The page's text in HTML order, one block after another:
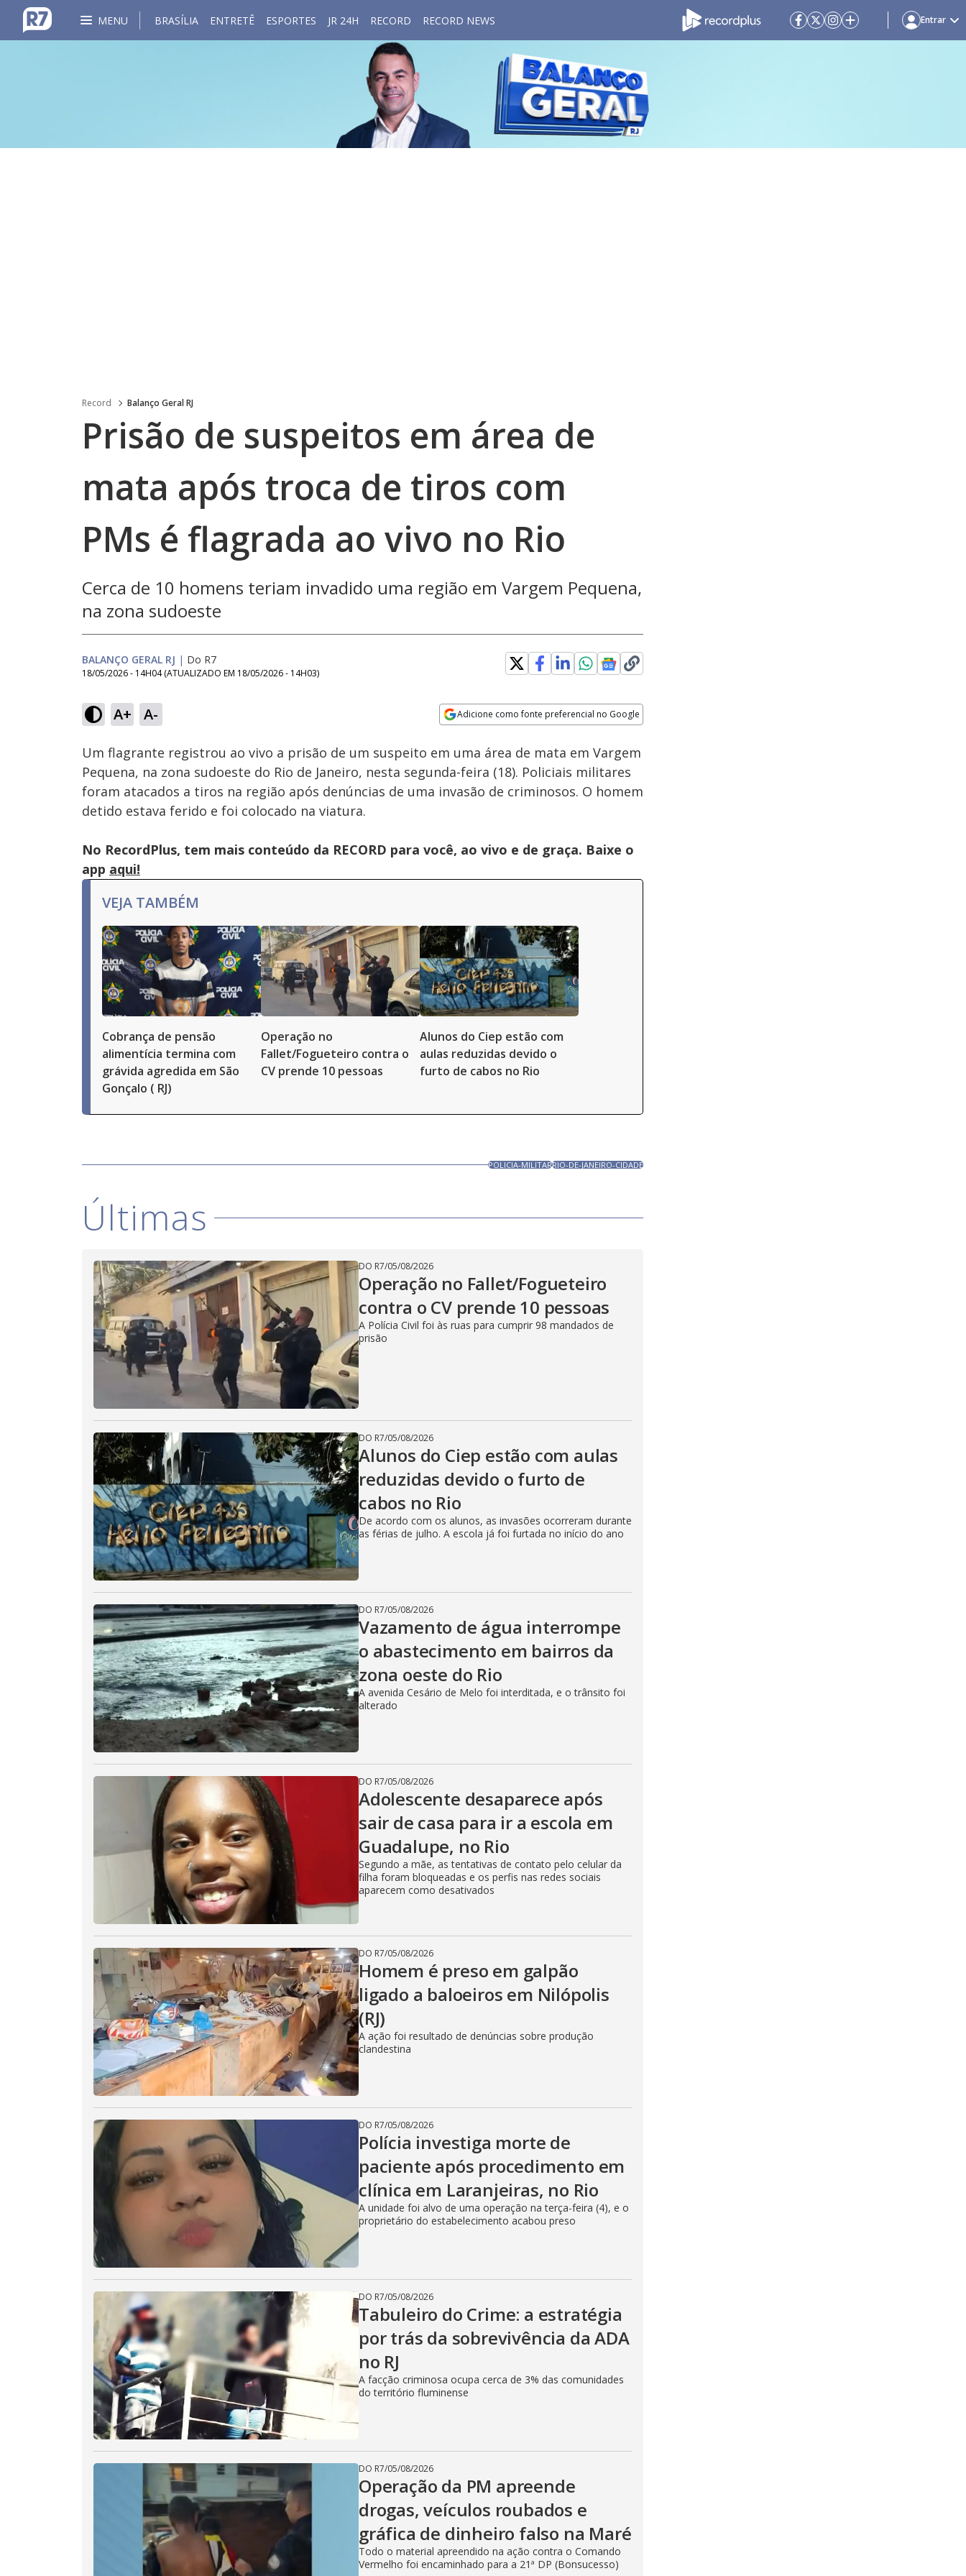
MENU BRASÍLIA ENTRETÊ ESPORTES JR 24H RECORD RECORD NEWS Entrar
Record Balanço Geral RJ
Prisão de suspeitos em área de
mata após troca de tiros com
PMs é flagrada ao vivo no Rio
Cerca de 10 homens teriam invadido uma região em Vargem Pequena,
na zona sudoeste
BALANÇO GERAL RJ | Do R7
18/05/2026 - 14H04 (ATUALIZADO EM 18/05/2026 - 14H03)
A+ A- Adicione como fonte preferencial no Google
Play
Video
Prisão de suspeitos em área de mata após troca de tiros com PMs é flagrada ao vivo no Rio
por Balanço Geral RJ
a
window.
modal
be
the
key
or
Tocar
Vídeo
Cobrança de pensão alimentícia termina
RJ)
Modal
Um flagrante registrou ao vivo a prisão de um suspeito em uma área de mata em Vargem
Pequena, na zona sudoeste do Rio de Janeiro, nesta segunda-feira (18). Policiais militares
foram atacados a tiros na região após denúncias de uma invasão de criminosos. O homem
detido estava ferido e foi colocado na viatura.
No RecordPlus, tem mais conteúdo da RECORD para você, ao vivo e de graça. Baixe o
app aqui!
VEJA TAMBÉM
Cobrança de pensão
alimentícia termina com
grávida agredida em São
Gonçalo ( RJ)
Operação no
Fallet/Fogueteiro contra o
CV prende 10 pessoas
Alunos do Ciep estão com
aulas reduzidas devido o
furto de cabos no Rio
POLICIA-MILITARRIO-DE-JANEIRO-CIDADE
Últimas
DO R7/05/08/2026
Operação no Fallet/Fogueteiro
contra o CV prende 10 pessoas
A Polícia Civil foi às ruas para cumprir 98 mandados de
prisão
DO R7/05/08/2026
Alunos do Ciep estão com aulas
reduzidas devido o furto de
cabos no Rio
De acordo com os alunos, as invasões ocorreram durante
as férias de julho. A escola já foi furtada no início do ano
DO R7/05/08/2026
Vazamento de água interrompe
o abastecimento em bairros da
zona oeste do Rio
A avenida Cesário de Melo foi interditada, e o trânsito foi
alterado
DO R7/05/08/2026
Adolescente desaparece após
sair de casa para ir a escola em
Guadalupe, no Rio
Segundo a mãe, as tentativas de contato pelo celular da
filha foram bloqueadas e os perfis nas redes sociais
aparecem como desativados
DO R7/05/08/2026
Homem é preso em galpão
ligado a baloeiros em Nilópolis
(RJ)
A ação foi resultado de denúncias sobre produção
clandestina
DO R7/05/08/2026
Polícia investiga morte de
paciente após procedimento em
clínica em Laranjeiras, no Rio
A unidade foi alvo de uma operação na terça-feira (4), e o
proprietário do estabelecimento acabou preso
DO R7/05/08/2026
Tabuleiro do Crime: a estratégia
por trás da sobrevivência da ADA
no RJ
A facção criminosa ocupa cerca de 3% das comunidades
do território fluminense
DO R7/05/08/2026
Operação da PM apreende
drogas, veículos roubados e
gráfica de dinheiro falso na Maré
Todo o material apreendido na ação contra o Comando
Vermelho foi encaminhado para a 21ª DP (Bonsucesso)